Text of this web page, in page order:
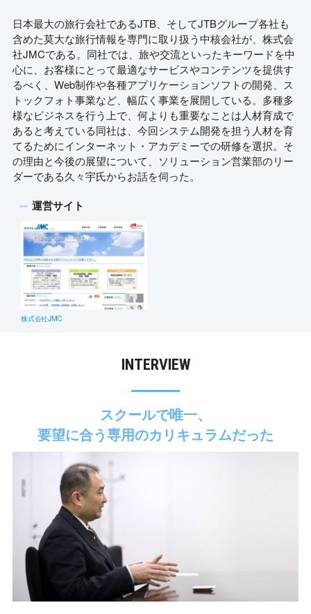
日本最大の旅行会社であるJTB、そしてJTBグループ各社も
含めた莫大な旅行情報を専門に取り扱う中核会社が、株式会
社JMCである。同社では、旅や交流といったキーワードを中
心に、お客様にとって最適なサービスやコンテンツを提供す
るべく、Web制作や各種アプリケーションソフトの開発、ス
トックフォト事業など、幅広く事業を展開している。多種多
様なビジネスを行う上で、何よりも重要なことは人材育成で
あると考えている同社は、今回システム開発を担う人材を育
てるためにインターネット・アカデミーでの研修を選択。そ
の理由と今後の展望について、ソリューション営業部のリー
ダーである久々宇氏からお話を伺った。
運営サイト
株式会社JMC
INTERVIEW
スクールで唯一、
要望に合う専用のカリキュラムだった